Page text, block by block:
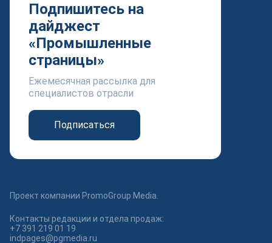
Подпишитесь на
дайджест
«Промышленные
страницы»
Ежемесячная рассылка для
специалистов отрасли
Подписаться
Проект компании PromoGroup Media.
Контакты редакции и отдела продаж:
+7 391 219 01 19
indpages@pgmedia.ru